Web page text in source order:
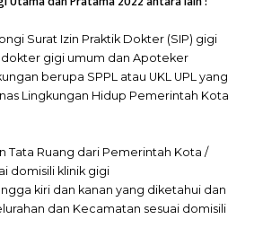
Surat Izin Praktik Dokter (SIP) gigi
dokter gigi umum dan Apoteker
berupa SPPL atau UKL UPL yang
Lingkungan Hidup Pemerintah Kota
Tata Ruang dari Pemerintah Kota /
domisili klinik gigi
kiri dan kanan yang diketahui dan
dan Kecamatan sesuai domisili